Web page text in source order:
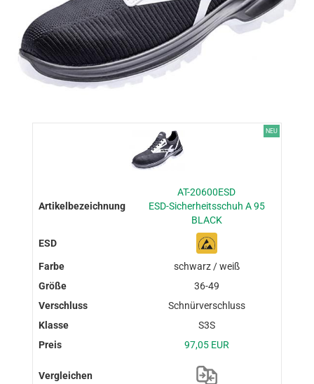
NEU
AT-20600ESD
ESD-Sicherheitsschuh A 95
BLACK
schwarz / weiß
36-49
Schnürverschluss
S3S
97,05 EUR